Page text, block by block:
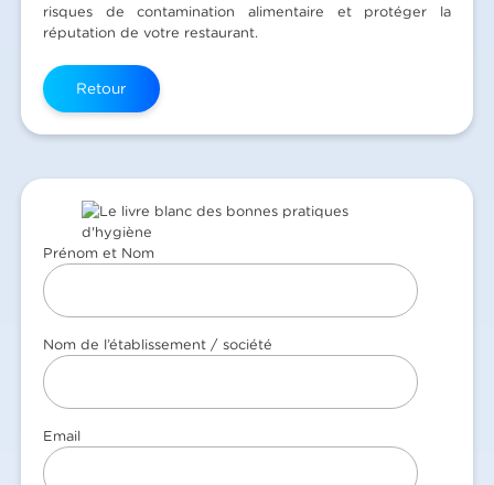
risques de contamination alimentaire et protéger la
réputation de votre restaurant.
Retour
Prénom et Nom
Nom de l’établissement / société
Email